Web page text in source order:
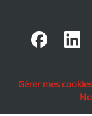
Gérer mes cookies